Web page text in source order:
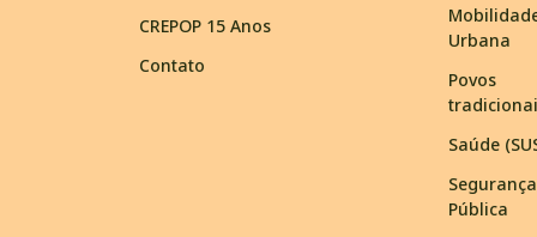
CREPOP 15 Anos
Contato
Urbana
Povos
Saúde
Segurança
Pública